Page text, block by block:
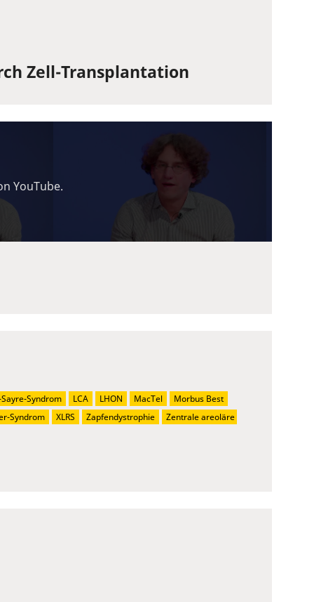
Zell-Transplantation
YouTube.
Syndrom LCA LHON MacTel
Morbus Best
Syndrom XLRS Zapfendystrophie
Zentrale areoläre